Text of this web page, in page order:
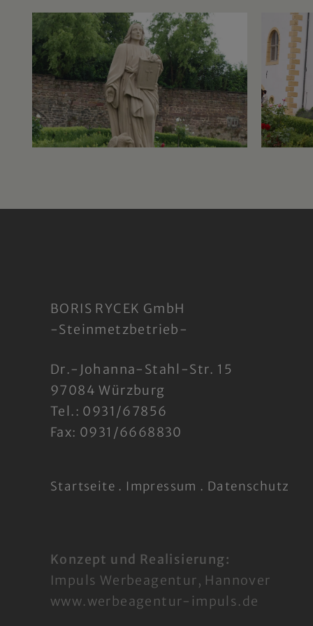
BORIS RYCEK GmbH
-Steinmetzbetrieb-
Dr.-Johanna-Stahl-Str. 15
97084 Würzburg
Tel.: 0931/67856
Fax: 0931/6668830
Startseite . Impressum . Datenschutz
Konzept und Realisierung:
Impuls Werbeagentur, Hannover
www.werbeagentur-impuls.de